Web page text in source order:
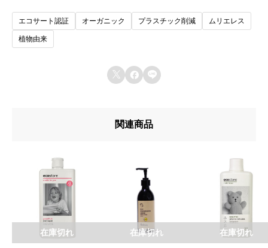
関連
【ecostore】ファブリッ
1L
2024年11月21日
用途
柔軟剤
バルサムコパイバ精油、グレープフルーツ精油、オレン
ジ精油、ライム精油）
生産地
エストニア
注意事項
レビュー投稿には、会員登録が必要です。
会員登録する
エコサート認証 オーガニック プラスチック削減 ムリエレス
植物由来
  
関連商品
在庫切れ 在庫切れ 在庫切れ